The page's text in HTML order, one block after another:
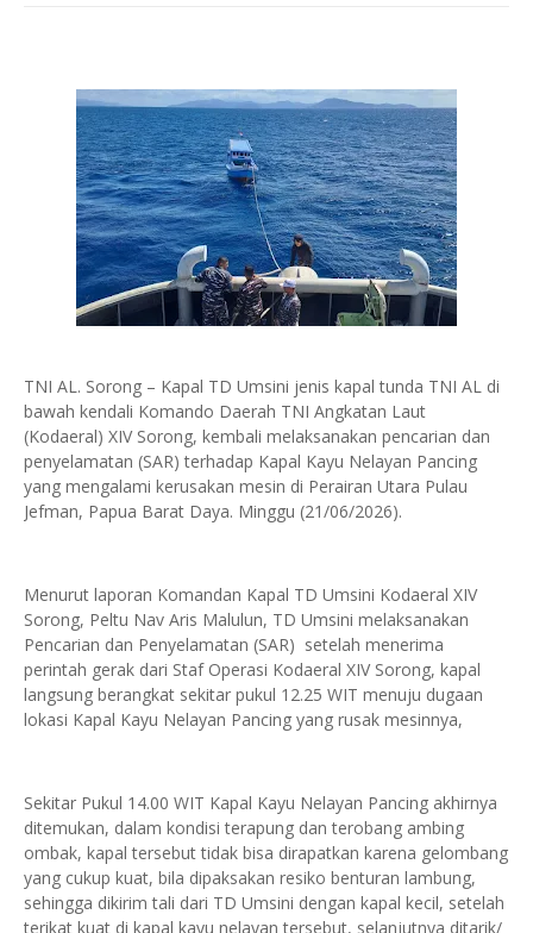
TNI AL. Sorong – Kapal TD Umsini jenis kapal tunda TNI AL di
bawah kendali Komando Daerah TNI Angkatan Laut
(Kodaeral) XIV Sorong, kembali melaksanakan pencarian dan
penyelamatan (SAR) terhadap Kapal Kayu Nelayan Pancing
yang mengalami kerusakan mesin di Perairan Utara Pulau
Jefman, Papua Barat Daya. Minggu (21/06/2026).
Menurut laporan Komandan Kapal TD Umsini Kodaeral XIV
Sorong, Peltu Nav Aris Malulun, TD Umsini melaksanakan
Pencarian dan Penyelamatan (SAR) setelah menerima
perintah gerak dari Staf Operasi Kodaeral XIV Sorong, kapal
langsung berangkat sekitar pukul 12.25 WIT menuju dugaan
lokasi Kapal Kayu Nelayan Pancing yang rusak mesinnya,
Sekitar Pukul 14.00 WIT Kapal Kayu Nelayan Pancing akhirnya
ditemukan, dalam kondisi terapung dan terobang ambing
ombak, kapal tersebut tidak bisa dirapatkan karena gelombang
yang cukup kuat, bila dipaksakan resiko benturan lambung,
sehingga dikirim tali dari TD Umsini dengan kapal kecil, setelah
terikat kuat di kapal kayu nelayan tersebut, selanjutnya ditarik/